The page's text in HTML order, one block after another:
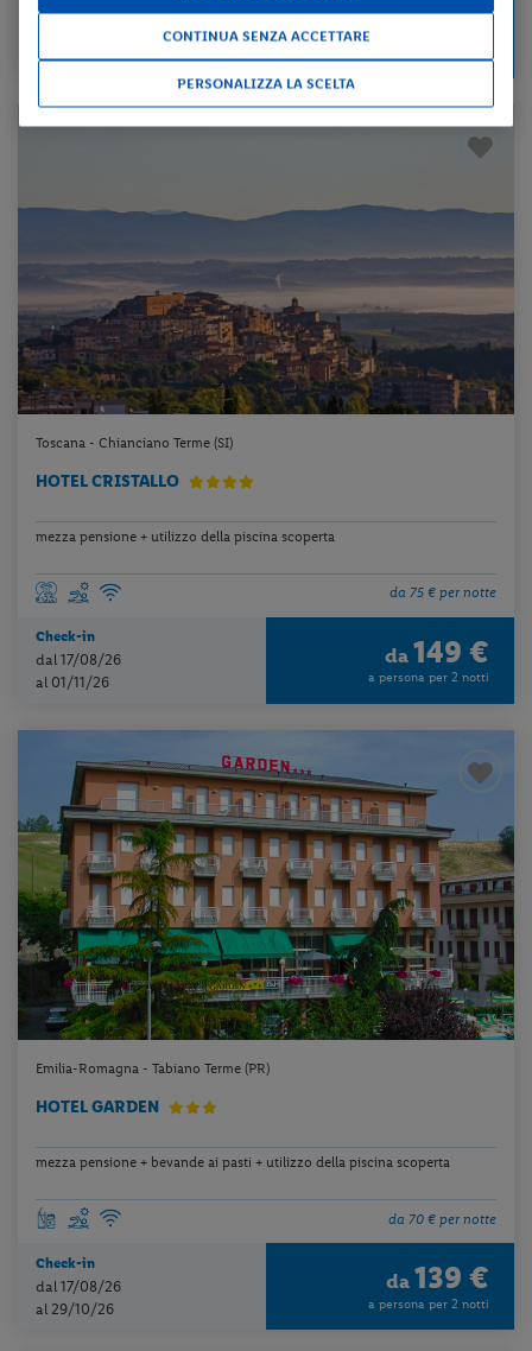
Check-in
al 30/10/26
189 €
Toscana - Chianciano Terme (SI)
HOTEL CRISTALLO
mezza pensione + utilizzo della piscina scoperta
da 75 € per notte
Check-in
dal 17/08/26
al 01/11/26
da 149 €
a persona per 2 notti
Emilia-Romagna - Tabiano Terme (PR)
HOTEL GARDEN
mezza pensione + bevande ai pasti + utilizzo della piscina scoperta
da 70 € per notte
Check-in
dal 17/08/26
al 29/10/26
da 139 €
a persona per 2 notti
CONTINUA SENZA ACCETTARE
PERSONALIZZA LA SCELTA